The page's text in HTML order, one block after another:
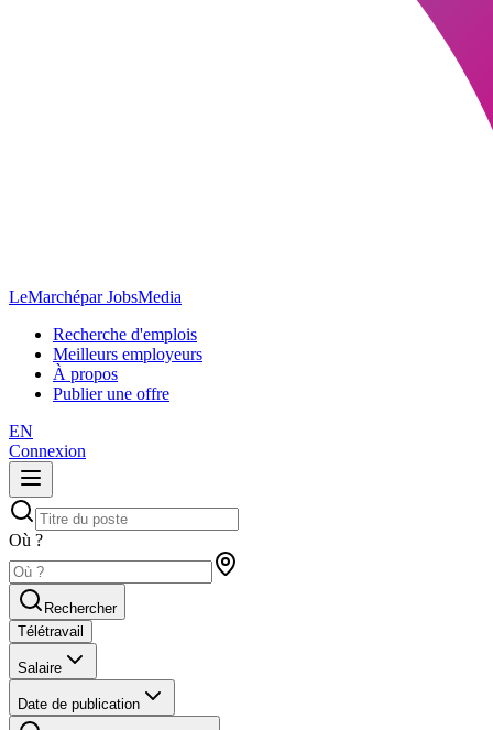
LeMarchépar JobsMedia
Recherche d'emplois
Meilleurs employeurs
À propos
Publier une offre
EN
Connexion
Où ?
Rechercher
Télétravail
Salaire
Date de publication